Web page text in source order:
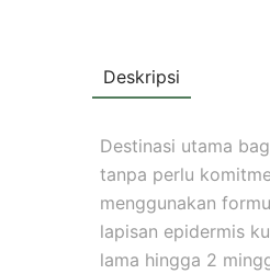
Deskripsi
Destinasi utama
tanpa perlu
menggunakan
lapisan epidermis
lama hingga 2